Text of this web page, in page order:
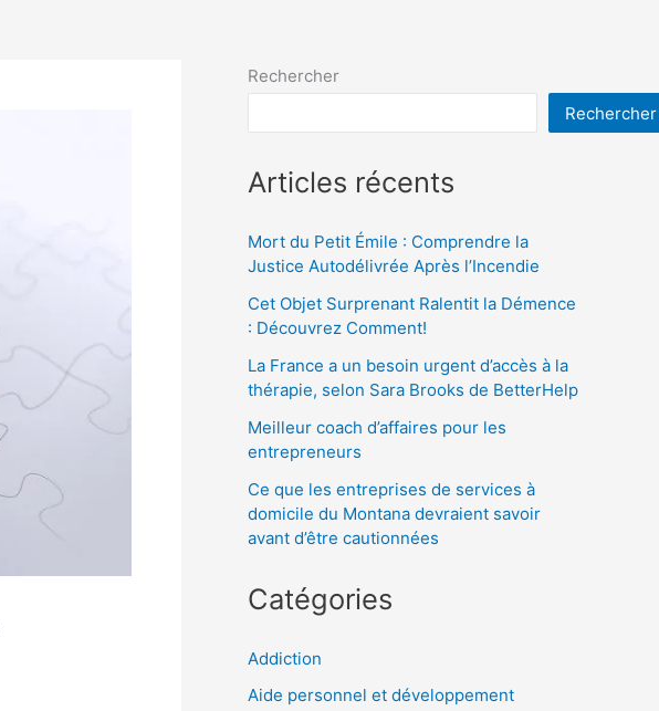
Rechercher
Rechercher
Articles récents
Mort du Petit Émile : Comprendre la
Justice Autodélivrée Après l’Incendie
Cet Objet Surprenant Ralentit la Démence
: Découvrez Comment!
La France a un besoin urgent d’accès à la
thérapie, selon Sara Brooks de BetterHelp
Meilleur coach d’affaires pour les
entrepreneurs
Ce que les entreprises de services à
domicile du Montana devraient savoir
avant d’être cautionnées
Catégories
Addiction
Aide personnel et développement